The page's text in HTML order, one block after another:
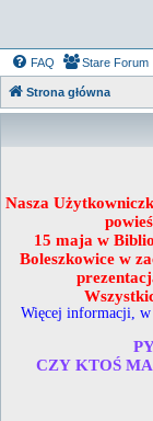
FAQ Stare Forum
Strona główna
Nasza
15 maja w
Boleszkowice w
Więcej informacji,
CZY KTOŚ